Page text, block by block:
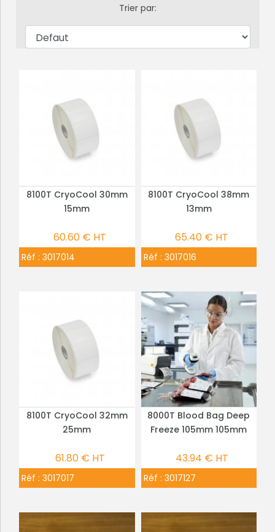
Trier par:
PLUS DE DÉTAILS
8100T CryoCool 30mm
15mm
60.60 € HT
Réf : 3017014
PLUS DE DÉTAILS
8100T CryoCool 38mm
13mm
65.40 € HT
Réf : 3017016
PLUS DE DÉTAILS
8100T CryoCool 32mm
25mm
61.80 € HT
Réf : 3017017
PLUS DE DÉTAILS
8000T Blood Bag Deep
Freeze 105mm 105mm
43.94 € HT
Réf : 3017127